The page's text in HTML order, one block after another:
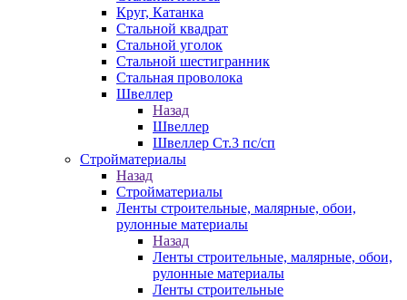
Круг, Катанка
Стальной квадрат
Стальной уголок
Стальной шестигранник
Стальная проволока
Швеллер
Назад
Швеллер
Швеллер Ст.3 пс/сп
Стройматериалы
Назад
Стройматериалы
Ленты строительные, малярные, обои,
рулонные материалы
Назад
Ленты строительные, малярные, обои,
рулонные материалы
Ленты строительные